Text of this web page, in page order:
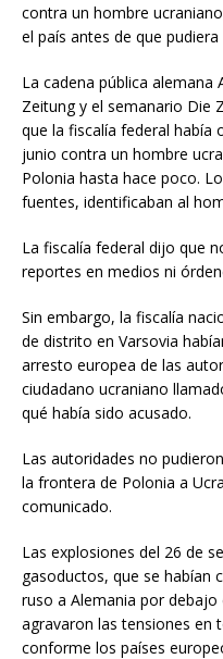
contra un hombre
el país antes de que
La cadena pública alemana
Zeitung y el semanario Die
que la fiscalía federal había
junio contra un hombre
Polonia hasta hace poco.
fuentes, identificaban al
La fiscalía federal dijo que
reportes en medios ni
Sin embargo, la fiscalía
de distrito en Varsovia
arresto europea de las
ciudadano ucraniano
qué había sido acusado.
Las autoridades no
la frontera de Polonia a
comunicado.
Las explosiones del 26 de
gasoductos, que se habían
ruso a Alemania por
agravaron las tensiones en
conforme los países